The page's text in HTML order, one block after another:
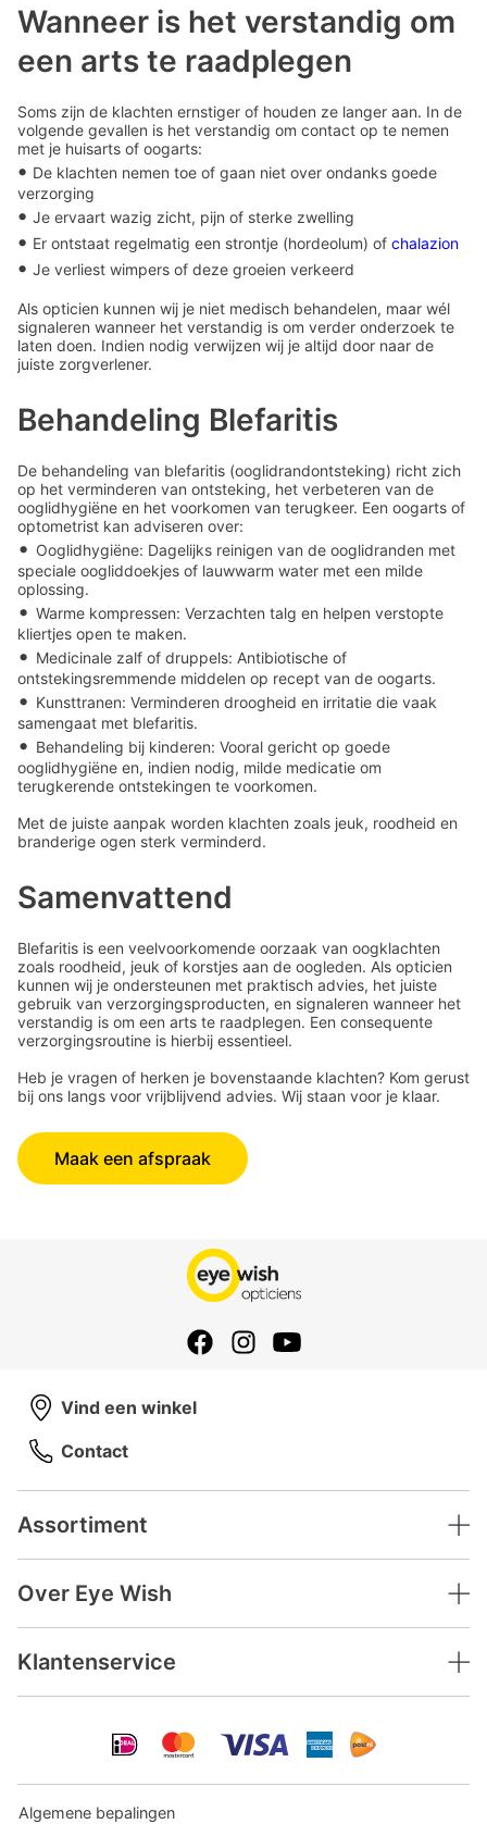
Wanneer is het verstandig om
een arts te raadplegen
Soms zijn de klachten ernstiger of houden ze langer aan. In de
volgende gevallen is het verstandig om contact op te nemen
met je huisarts of oogarts:
• De klachten nemen toe of gaan niet over ondanks goede
verzorging
• Je ervaart wazig zicht, pijn of sterke zwelling
• Er ontstaat regelmatig een strontje (hordeolum) of chalazion
• Je verliest wimpers of deze groeien verkeerd
Als opticien kunnen wij je niet medisch behandelen, maar wél
signaleren wanneer het verstandig is om verder onderzoek te
laten doen. Indien nodig verwijzen wij je altijd door naar de
juiste zorgverlener.
Behandeling Blefaritis
De behandeling van blefaritis (ooglidrandontsteking) richt zich
op het verminderen van ontsteking, het verbeteren van de
ooglidhygiëne en het voorkomen van terugkeer. Een oogarts of
optometrist kan adviseren over:
• Ooglidhygiëne: Dagelijks reinigen van de ooglidranden met
speciale oogliddoekjes of lauwwarm water met een milde
oplossing.
• Warme kompressen: Verzachten talg en helpen verstopte
kliertjes open te maken.
• Medicinale zalf of druppels: Antibiotische of
ontstekingsremmende middelen op recept van de oogarts.
• Kunsttranen: Verminderen droogheid en irritatie die vaak
samengaat met blefaritis.
• Behandeling bij kinderen: Vooral gericht op goede
ooglidhygiëne en, indien nodig, milde medicatie om
terugkerende ontstekingen te voorkomen.
Met de juiste aanpak worden klachten zoals jeuk, roodheid en
branderige ogen sterk verminderd.
Samenvattend
Blefaritis is een veelvoorkomende oorzaak van oogklachten
zoals roodheid, jeuk of korstjes aan de oogleden. Als opticien
kunnen wij je ondersteunen met praktisch advies, het juiste
gebruik van verzorgingsproducten, en signaleren wanneer het
verstandig is om een arts te raadplegen. Een consequente
verzorgingsroutine is hierbij essentieel.
Heb je vragen of herken je bovenstaande klachten? Kom gerust
bij ons langs voor vrijblijvend advies. Wij staan voor je klaar.
Maak een afspraak
Assortiment
Over Eye Wish
Klantenservice
Vind een winkel
Contact
Algemene bepalingen